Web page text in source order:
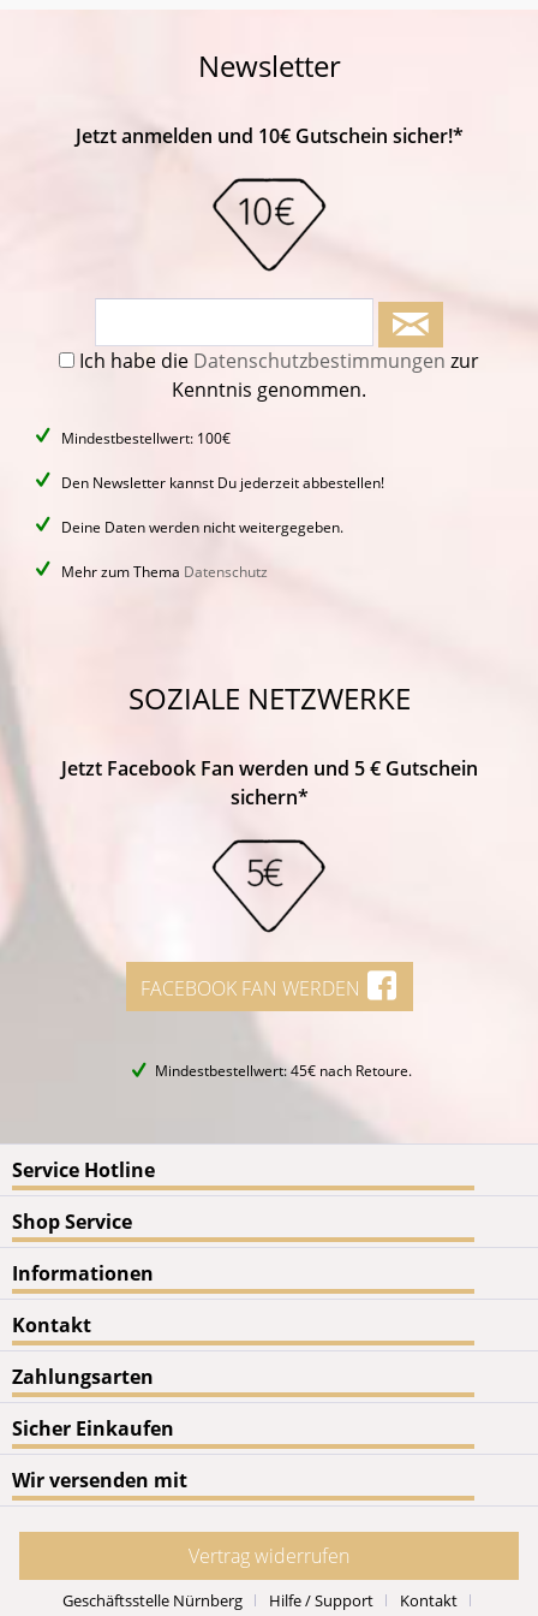
Newsletter
Jetzt anmelden und 10€ Gutschein sicher!*
Ich habe die Datenschutzbestimmungen zur
Kenntnis genommen.
Mindestbestellwert: 100€
Den Newsletter kannst Du jederzeit abbestellen!
Deine Daten werden nicht weitergegeben.
Mehr zum Thema Datenschutz
SOZIALE NETZWERKE
Jetzt Facebook Fan werden und 5 € Gutschein
sichern*
FACEBOOK FAN WERDEN
Mindestbestellwert: 45€ nach Retoure.
Service Hotline
Shop Service
Informationen
Kontakt
Zahlungsarten
Sicher Einkaufen
Wir versenden mit
Vertrag widerrufen
Geschäftsstelle Nürnberg Hilfe / Support Kontakt